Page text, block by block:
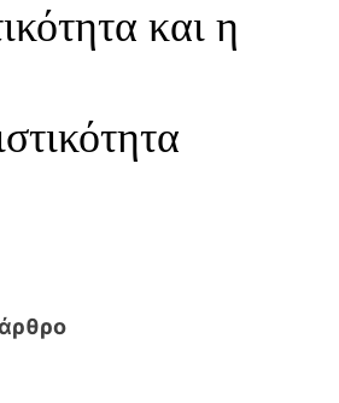
και η